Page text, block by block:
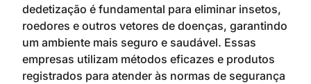
dedetização é fundamental para eliminar insetos,
roedores e outros vetores de doenças, garantindo
um ambiente mais seguro e saudável. Essas
empresas utilizam métodos eficazes e produtos
registrados para atender às normas de segurança